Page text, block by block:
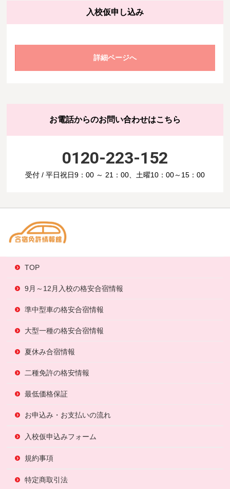
入校仮申し込み
詳細ページへ
お電話からのお問い合わせはこちら
0120-223-152
受付 / 平日祝日9：00 ～ 21：00、土曜10：00～15：00
TOP
9月～12月入校の格安合宿情報
準中型車の格安合宿情報
大型一種の格安合宿情報
夏休み合宿情報
二種免許の格安情報
最低価格保証
お申込み・お支払いの流れ
入校仮申込みフォーム
規約事項
特定商取引法